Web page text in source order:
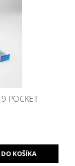
POCKET